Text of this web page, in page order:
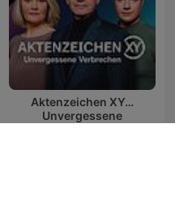
Aktenzeichen XY…
Unvergessene